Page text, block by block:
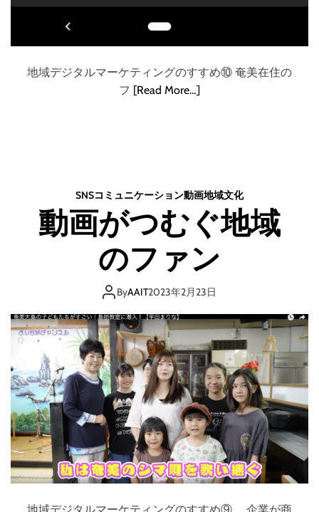
地域デジタルマーケティングのすすめ⑩ 奄美在住の
フ [Read More…]
SNSコミュニケーション動画地域文化
動画がつむぐ地域
のファン
ByAAIT2023年2月23日